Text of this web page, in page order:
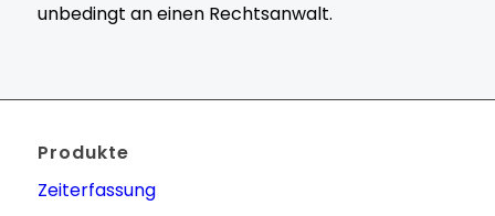
unbedingt an einen Rechtsanwalt.
Produkte
Zeiterfassung